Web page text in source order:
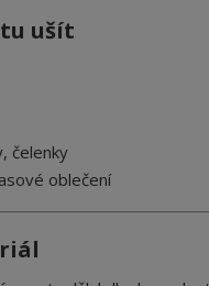
ušít
čelenky
oblečení